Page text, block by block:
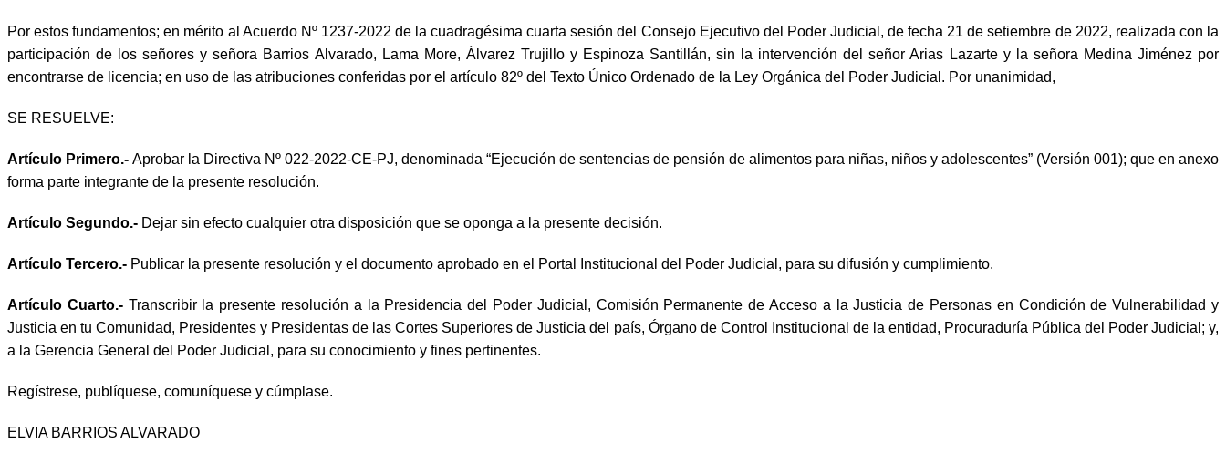
Por estos fundamentos; en mérito al Acuerdo Nº 1237-2022 de la cuadragésima cuarta sesión del Consejo Ejecutivo del Poder Judicial, de fecha 21 de setiembre de 2022, realizada con la
participación de los señores y señora Barrios Alvarado, Lama More, Álvarez Trujillo y Espinoza Santillán, sin la intervención del señor Arias Lazarte y la señora Medina Jiménez por
encontrarse de licencia; en uso de las atribuciones conferidas por el artículo 82º del Texto Único Ordenado de la Ley Orgánica del Poder Judicial. Por unanimidad,
SE RESUELVE:
Artículo Primero.- Aprobar la Directiva Nº 022-2022-CE-PJ, denominada “Ejecución de sentencias de pensión de alimentos para niñas, niños y adolescentes” (Versión 001); que en anexo
forma parte integrante de la presente resolución.
Artículo Segundo.- Dejar sin efecto cualquier otra disposición que se oponga a la presente decisión.
Artículo Tercero.- Publicar la presente resolución y el documento aprobado en el Portal Institucional del Poder Judicial, para su difusión y cumplimiento.
Artículo Cuarto.- Transcribir la presente resolución a la Presidencia del Poder Judicial, Comisión Permanente de Acceso a la Justicia de Personas en Condición de Vulnerabilidad y
Justicia en tu Comunidad, Presidentes y Presidentas de las Cortes Superiores de Justicia del país, Órgano de Control Institucional de la entidad, Procuraduría Pública del Poder Judicial; y,
a la Gerencia General del Poder Judicial, para su conocimiento y fines pertinentes.
Regístrese, publíquese, comuníquese y cúmplase.
ELVIA BARRIOS ALVARADO